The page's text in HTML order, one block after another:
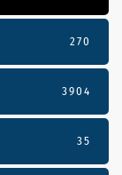
270
3904
35